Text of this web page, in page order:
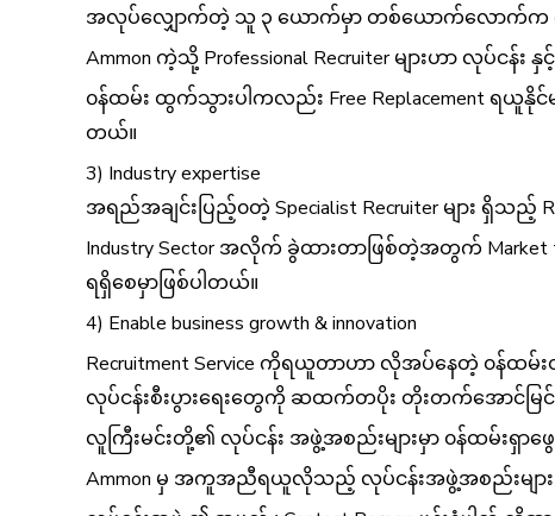
အလုပ်လျှောက်တဲ့ သူ ၃ ယောက်မှာ တစ်ယောက်လောက်က
Ammon ကဲ့သို့ Professional Recruiter များဟာ လုပ်
၀န်ထမ်း ထွက်သွားပါကလည်း Free Replacement ရယူနို
တယ်။
3) Industry expertise
အရည်အချင်းပြည့်၀တဲ့ Specialist Recruiter များ ရှိသည့်
Industry Sector အလိုက် ခွဲထားတာဖြစ်တဲ့အတွက် Market
ရရှိစေမှာဖြစ်ပါတယ်။
4) Enable business growth & innovation
Recruitment Service ကိုရယူတာဟာ လိုအပ်နေတဲ့ ၀န်
လုပ်ငန်းစီးပွားရေးတွေကို ဆထက်တပိုး တိုးတက်အောင်မြင်
လူကြီးမင်းတို့၏ လုပ်ငန်း အဖွဲ့အစည်းများမှာ ၀န်ထမ်းရှာ
Ammon မှ အကူအညီရယူလိုသည့် လုပ်ငန်းအဖွဲ့အစည်းများ